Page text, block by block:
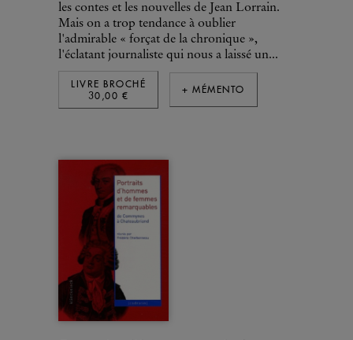
les contes et les nouvelles de Jean Lorrain.
Mais on a trop tendance à oublier
l'admirable « forçat de la chronique »,
l'éclatant journaliste qui nous a laissé un...
LIVRE BROCHÉ
30,00 €
+ MÉMENTO